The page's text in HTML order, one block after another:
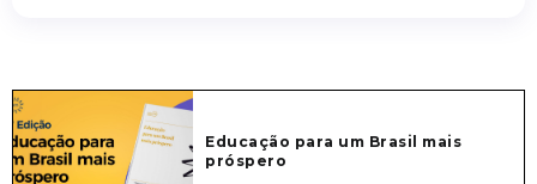
Educação para um Brasil mais
próspero